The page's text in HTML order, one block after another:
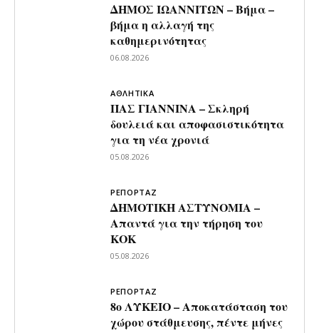
ΔΗΜΟΣ ΙΩΑΝΝΙΤΩΝ – Βήμα –
βήμα η αλλαγή της
καθημερινότητας
06.08.2026
ΑΘΛΗΤΙΚΑ
ΠΑΣ ΓΙΑΝΝΙΝΑ – Σκληρή
δουλειά και αποφασιστικότητα
για τη νέα χρονιά
05.08.2026
ΡΕΠΟΡΤΑΖ
ΔΗΜΟΤΙΚΗ ΑΣΤΥΝΟΜΙΑ –
Απαντά για την τήρηση του
ΚΟΚ
05.08.2026
ΡΕΠΟΡΤΑΖ
8ο ΛΥΚΕΙΟ – Αποκατάσταση του
χώρου στάθμευσης, πέντε μήνες